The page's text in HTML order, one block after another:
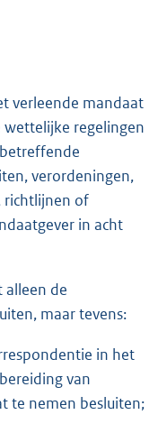
verleende mandaat
regelingen
verordeningen,
richtlijnen of
in acht
de
maar tevens:
in het
van
te nemen besluiten;